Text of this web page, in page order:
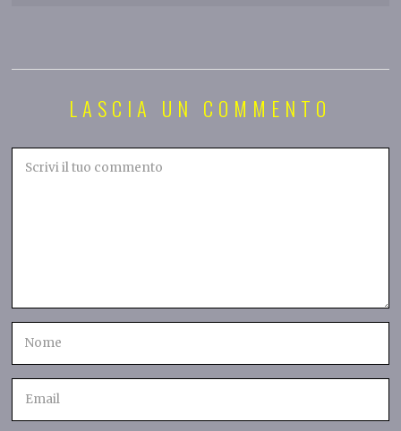
LASCIA UN COMMENTO